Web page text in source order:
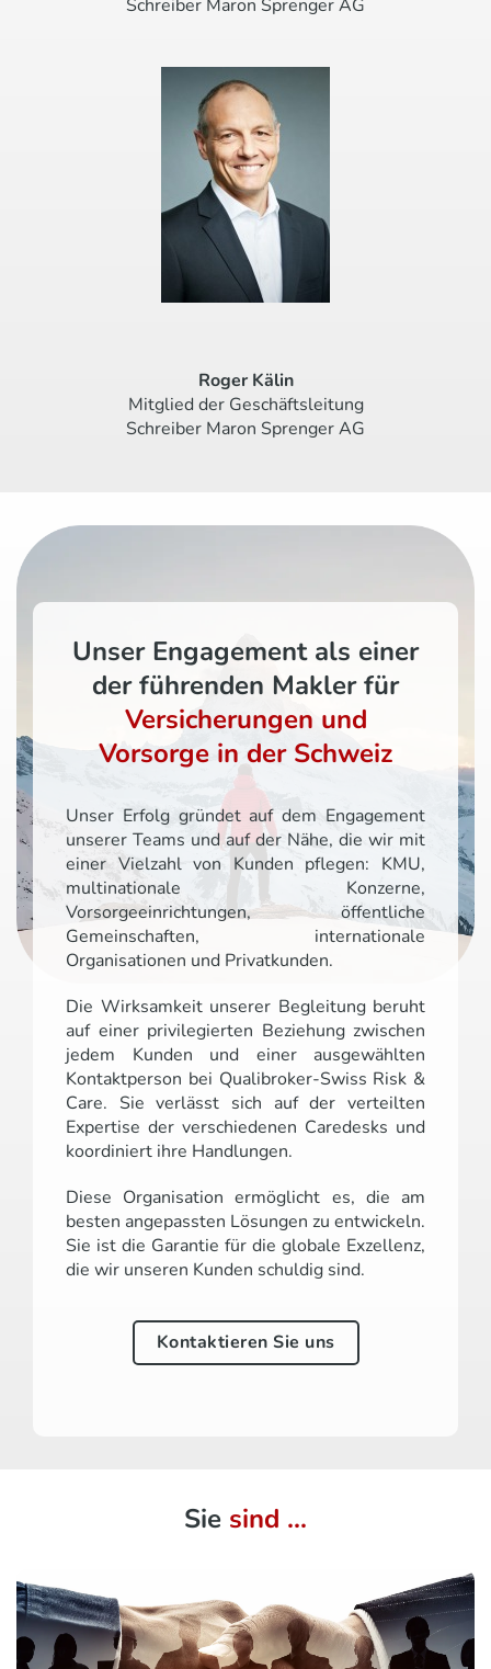
Schreiber Maron Sprenger AG
Roger Kälin
Mitglied der Geschäftsleitung
Schreiber Maron Sprenger AG
Unser Engagement als einer
der führenden Makler für
Versicherungen und
Vorsorge in der Schweiz
Unser Erfolg gründet auf dem Engagement
unserer Teams und auf der Nähe, die wir mit
einer Vielzahl von Kunden pflegen: KMU,
multinationale Konzerne,
Vorsorgeeinrichtungen, öffentliche
Gemeinschaften, internationale
Organisationen und Privatkunden.
Die Wirksamkeit unserer Begleitung beruht
auf einer privilegierten Beziehung zwischen
jedem Kunden und einer ausgewählten
Kontaktperson bei Qualibroker-Swiss Risk &
Care. Sie verlässt sich auf der verteilten
Expertise der verschiedenen Caredesks und
koordiniert ihre Handlungen.
Diese Organisation ermöglicht es, die am
besten angepassten Lösungen zu entwickeln.
Sie ist die Garantie für die globale Exzellenz,
die wir unseren Kunden schuldig sind.
Kontaktieren Sie uns
Sie sind ...